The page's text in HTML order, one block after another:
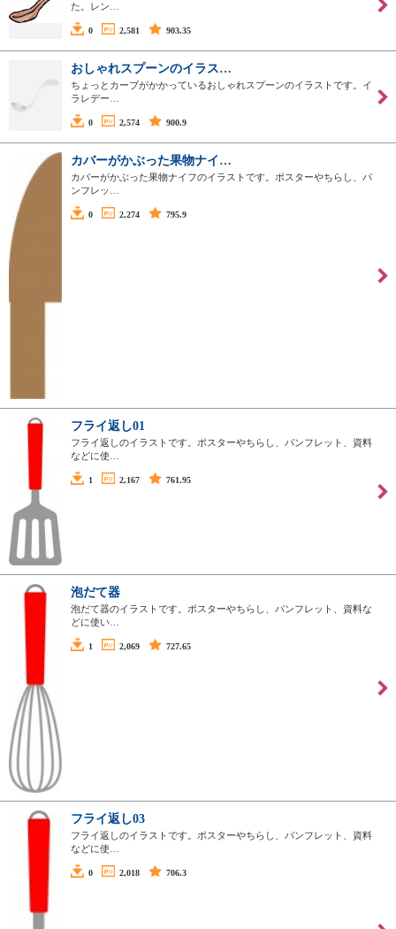
た。レン…
0 2,581 903.35
おしゃれスプーンのイラス…
ちょっとカーブがかかっているおしゃれスプーンのイラストです。イ
ラレデー…
0 2,574 900.9
カバーがかぶった果物ナイ…
カバーがかぶった果物ナイフのイラストです。ポスターやちらし、パ
ンフレッ…
0 2,274 795.9
フライ返し01
フライ返しのイラストです。ポスターやちらし、パンフレット、資料
などに使…
1 2,167 761.95
泡だて器
泡だて器のイラストです。ポスターやちらし、パンフレット、資料な
どに使い…
1 2,069 727.65
フライ返し03
フライ返しのイラストです。ポスターやちらし、パンフレット、資料
などに使…
0 2,018 706.3